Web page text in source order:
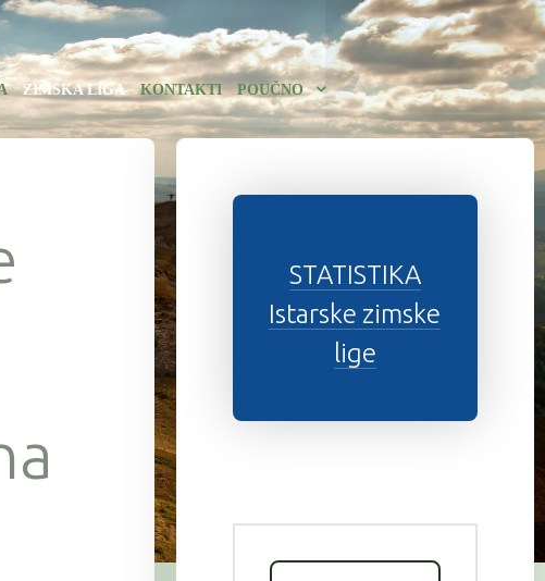
ZIMSKA LIGA KONTAKTI POUČNO
STATISTIKA
Istarske zimske
lige